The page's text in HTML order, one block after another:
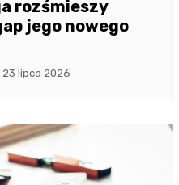
rozśmieszy
jego nowego
23 lipca 2026